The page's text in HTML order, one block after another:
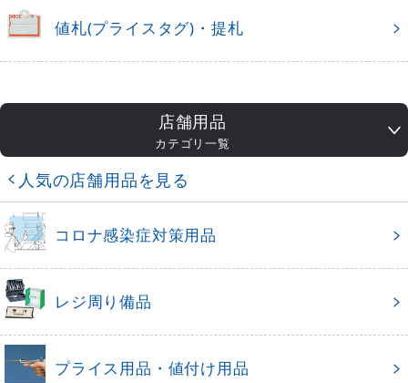
値札(プライスタグ)・提札
店舗用品
カテゴリ一覧
人気の店舗用品を見る
コロナ感染症対策用品
レジ周り備品
プライス用品・値付け用品